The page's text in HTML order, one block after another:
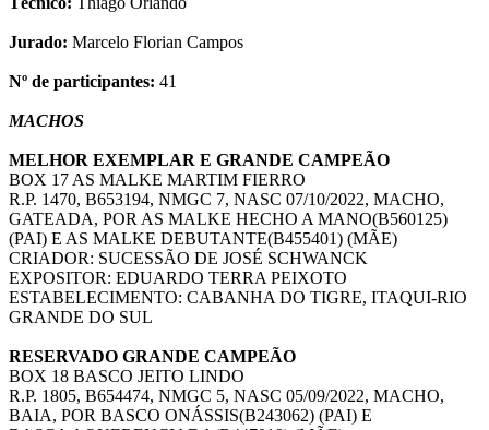
Jurado: Marcelo Florian Campos
Nº de participantes: 41
MACHOS
MELHOR EXEMPLAR E GRANDE CAMPEÃO
BOX 17 AS MALKE MARTIM FIERRO
R.P. 1470, B653194, NMGC 7, NASC 07/10/2022, MACHO,
GATEADA, POR AS MALKE HECHO A MANO(B560125)
(PAI) E AS MALKE DEBUTANTE(B455401) (MÃE)
CRIADOR: SUCESSÃO DE JOSÉ SCHWANCK
EXPOSITOR: EDUARDO TERRA PEIXOTO
ESTABELECIMENTO: CABANHA DO TIGRE, ITAQUI-RIO
GRANDE DO SUL
RESERVADO GRANDE CAMPEÃO
BOX 18 BASCO JEITO LINDO
R.P. 1805, B654474, NMGC 5, NASC 05/09/2022, MACHO,
BAIA, POR BASCO ONÁSSIS(B243062) (PAI) E